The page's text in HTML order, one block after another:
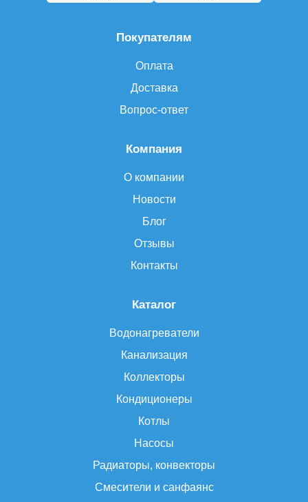
Каталог
Водонагреватели
Канализация
Коллекторы
Кондиционеры
Котлы
Насосы
Радиаторы, конвекторы
Смесители и санфаянс
Компания
О компании
Новости
Блог
Отзывы
Контакты
Покупателям
Оплата
Доставка
Вопрос-ответ